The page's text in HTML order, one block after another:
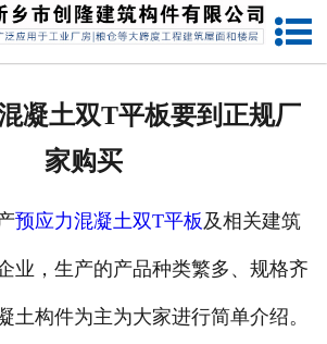
网站首页
资质荣誉
凝土双T平板要到正规厂
家购买
预应力混凝土双T平板及相关建筑
，生产的产品种类繁多、规格齐
土构件为主为大家进行简单介绍。